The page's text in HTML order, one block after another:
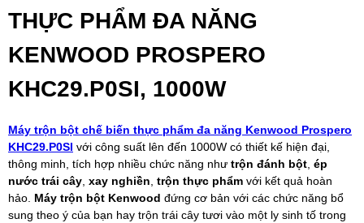
THỰC PHẨM ĐA NĂNG
KENWOOD PROSPERO
KHC29.P0SI, 1000W
Máy trộn bột chế biến thực phẩm đa năng Kenwood Prospero
KHC29.P0SI với công suất lên đến 1000W có thiết kế hiện đại,
thông minh, tích hợp nhiều chức năng như trộn đánh bột ép
nước trái cây xay nghiền trộn thực phẩm với kết quả hoàn
hảo. Máy trộn bột Kenwood đứng cơ bản với các chức năng bổ
sung theo ý của bạn hay trộn trái cây tươi vào một ly sinh tố trong